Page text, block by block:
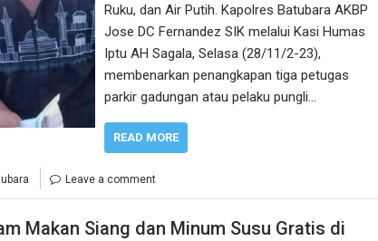
Ruku, dan Air Putih. Kapolres Batubara AKBP
Jose DC Fernandez SIK melalui Kasi Humas
Iptu AH Sagala, Selasa (28/11/2-23),
membenarkan penangkapan tiga petugas
parkir gadungan atau pelaku pungli…
READ MORE
Leave a comment
Makan Siang dan Minum Susu Gratis di